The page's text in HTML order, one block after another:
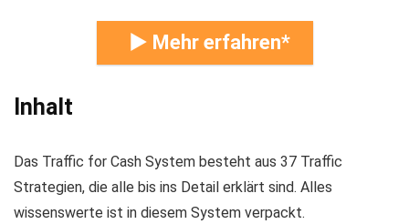
► Mehr erfahren
Inhalt
Das Traffic for Cash System besteht aus 37 Traffic
Strategien, die alle bis ins Detail erklärt sind. Alles
wissenswerte ist in diesem System verpackt.